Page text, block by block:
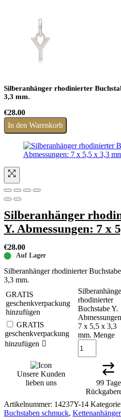
Silberanhänger rhodinierter
3,3 mm.
€28.00
In den Warenkorb
Silberanhänger
Y. Abmessungen: 7 x
€28.00
Auf Lager
Silberanhänger rhodinierter
3,3 mm.
GRATIS
geschenkverpackung
hinzufügen
GRATIS
geschenkverpackung
hinzufügen
rhodinierter
Buchstabe Y.
7 x 5,5 x 3,3
mm. Menge
Unsere Kunden
lieben uns
99 Tage
Artikelnummer: 14237Y-14
Buchstaben schmuck, Kettenanhänger